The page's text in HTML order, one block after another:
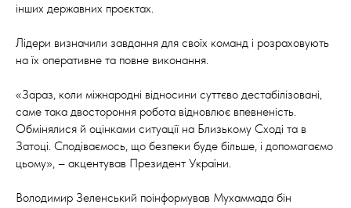
інших державних проєктах.
Лідери визначили завдання для своїх команд і розраховують
на їх оперативне та повне виконання.
«Зараз, коли міжнародні відносини суттєво дестабілізовані,
саме така двостороння робота відновлює впевненість.
Обмінялися й оцінками ситуації на Близькому Сході та в
Затоці. Сподіваємось, що безпеки буде більше, і допомагаємо
цьому», – акцентував Президент України.
Володимир Зеленський поінформував Мухаммада бін